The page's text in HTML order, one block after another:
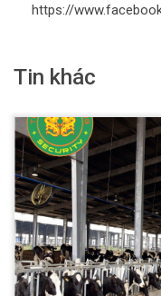
https://
Tin khác